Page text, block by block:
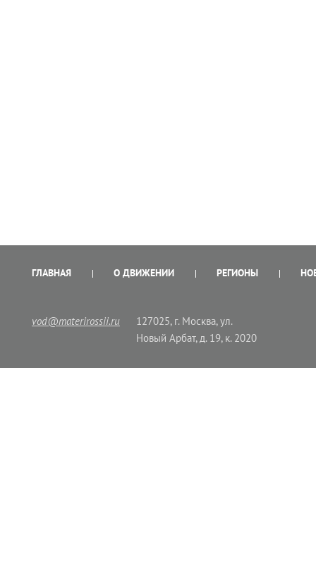
ГЛАВНАЯ О ДВИЖЕНИИ РЕГИОНЫ
vod@materirossii.ru
127025, г. Москва, ул.
Новый Арбат, д. 19, к. 2020